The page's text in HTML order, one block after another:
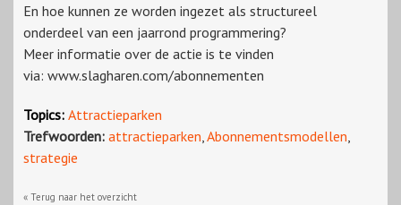
En hoe kunnen ze worden ingezet als structureel
onderdeel van een jaarrond programmering?
Meer informatie over de actie is te vinden
via: www.slagharen.com/abonnementen
Topics: Attractieparken
Trefwoorden: attractieparken,Abonnementsmodellen,
strategie
« Terug naar het overzicht